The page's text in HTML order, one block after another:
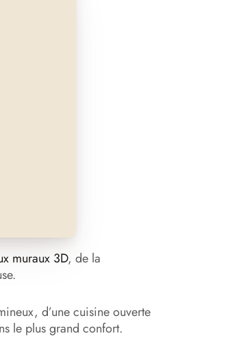
muraux 3D, de la
d’une cuisine ouverte
le plus grand confort.